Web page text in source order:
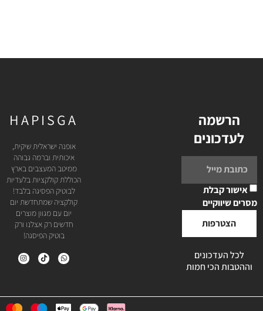
הרשמה
לעדכונים
אישור קבלת
מסרים שיווקיים
הצטרפות
לכל העדכונים
וההטבות הכי חמות
HAPISGA
אופנה ישראלית שיקית,
איכותית וברמה גבוהה
ממיטב המעצבים בארץ
הכוללת קולקציות בלעדיות
לבוטיק הפסיגה בלבד!
קולקציה שמתחדשת יום
יום עם מגוון מוצרים
חדשים רק אצלנו ורק
בוטיק הפיסגה!